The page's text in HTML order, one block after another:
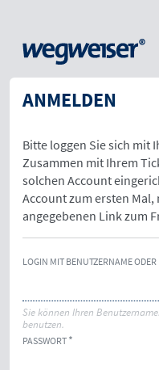
ANMELDEN
Bitte loggen Sie sich mit
Zusammen mit Ihrem
solchen Account
Account zum ersten
angegebenen Link zum
LOGIN MIT BENUTZERNAME
Sie können Ihren
benutzen.
PASSWORT